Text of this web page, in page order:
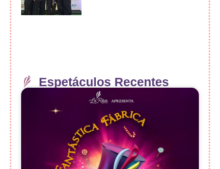
Espetáculos Recentes